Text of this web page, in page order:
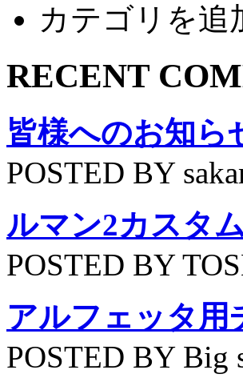
カテゴリを追
RECENT
皆様へのお知ら
POSTED BY
ルマン2カスタ
POSTED BY
アルフェッタ用
POSTED BY Big